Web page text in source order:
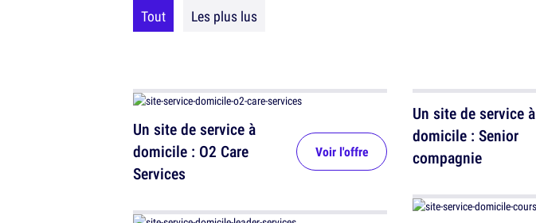
Tout Les plus lus
Un site de service à
domicile : O2 Care
Services
Voir l'offre
Un site de service à
domicile : Senior
compagnie